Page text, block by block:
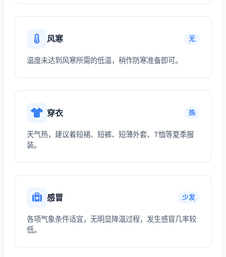
风寒 无
温度未达到风寒所需的低温，稍作防寒准备即可。
穿衣 热
天气热，建议着短裙、短裤、短薄外套、T恤等夏季服
装。
感冒 少发
各项气象条件适宜，无明显降温过程，发生感冒几率较
低。